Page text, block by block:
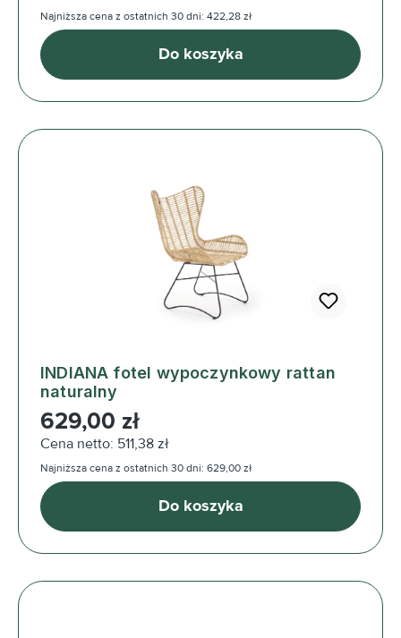
Najniższa cena z ostatnich 30 dni: 422,28 zł
Do koszyka
INDIANA fotel wypoczynkowy rattan
naturalny
Cena regularna:
629,00 zł
Cena netto: 511,38 zł
Najniższa cena z ostatnich 30 dni: 629,00 zł
Do koszyka